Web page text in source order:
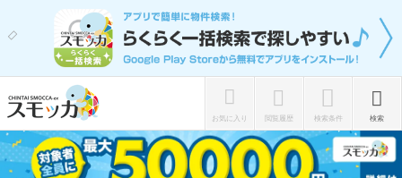
お気に入り 閲覧履歴 検索条件 検索